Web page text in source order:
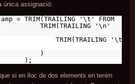
única assignació:
= TRIM(TRAILING '\t' FROM
TRIM(TRAILING '\n'
TRIM(TRAILING '\t'
)
);
si en lloc de dos elements en tenim